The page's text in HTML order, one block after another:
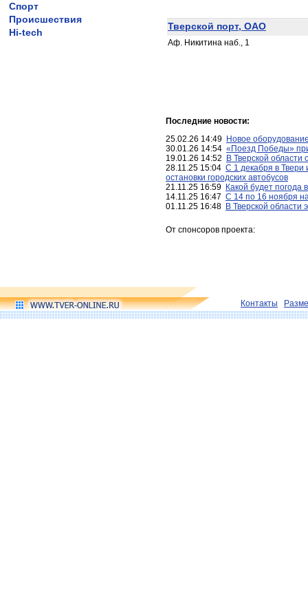
Спорт
Происшествия
Hi-tech
Тверской порт, ОАО
Аф. Никитина наб., 1
Последние новости:
25.02.26 14:49 Новое
30.01.26 14:54 «Поезд Победы»
19.01.26 14:52
В Тверской области
28.11.25 15:04 С 1 декабря в Твери
остановки городских автобусов
21.11.25 16:59 Какой будет погода
14.11.25 16:47 С 14 по 16 ноября
01.11.25 16:48 В Тверской области
От спонсоров проекта:
Контакты